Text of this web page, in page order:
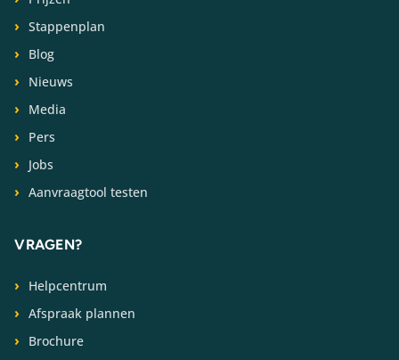
Stappenplan
Blog
Nieuws
Media
Pers
Jobs
Aanvraagtool testen
VRAGEN?
Helpcentrum
Afspraak plannen
Brochure